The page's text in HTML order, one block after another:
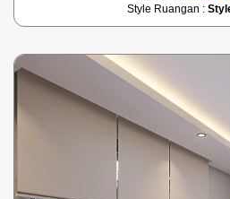
Style Ruangan :